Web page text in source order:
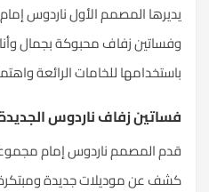
يديرها المصمم الأول ناردوس
وفساتين زفاف محبوكة بجمال
باستخدامها للخامات الرائعة
فساتين زفاف ناردوس الجديدة
كشف عن موديلات جديدة ومبتكرة،